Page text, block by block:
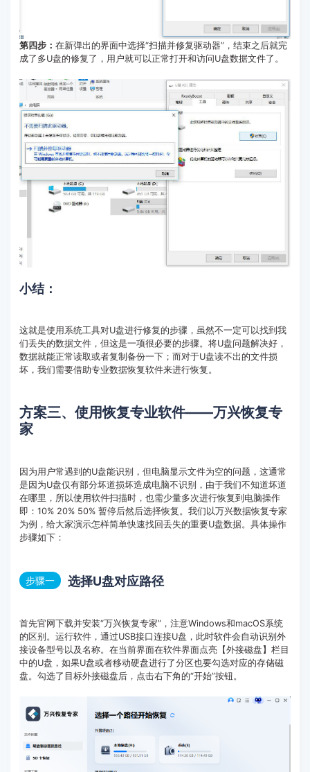
第四步： 在新弹出的界面中选择“扫描并修复驱动器”，结束之后就完
成了多U盘的修复了，用户就可以正常打开和访问U盘数据文件了。
小结：
这就是使用系统工具对U盘进行修复的步骤，虽然不一定可以找到我
们丢失的数据文件，但这是一项很必要的步骤。将U盘问题解决好，
数据就能正常读取或者复制备份一下；而对于U盘读不出的文件损
坏，我们需要借助专业数据恢复软件来进行恢复。
方案三、使用恢复专业软件——万兴恢复专
家
因为用户常遇到的U盘能识别，但电脑显示文件为空的问题，这通常
是因为U盘仅有部分坏道损坏造成电脑不识别，由于我们不知道坏道
在哪里，所以使用软件扫描时，也需少量多次进行恢复到电脑操作
即：10% 20% 50% 暂停后然后选择恢复。我们以万兴数据恢复专家
为例，给大家演示怎样简单快速找回丢失的重要U盘数据。具体操作
步骤如下：
步骤一 选择U盘对应路径
首先官网下载并安装“万兴恢复专家”，注意Windows和macOS系统
的区别。运行软件，通过USB接口连接U盘，此时软件会自动识别外
接设备型号以及名称。在当前界面在软件界面点亮【外接磁盘】栏目
中的U盘，如果U盘或者移动硬盘进行了分区也要勾选对应的存储磁
盘。勾选了目标外接磁盘后，点击右下角的“开始”按钮。